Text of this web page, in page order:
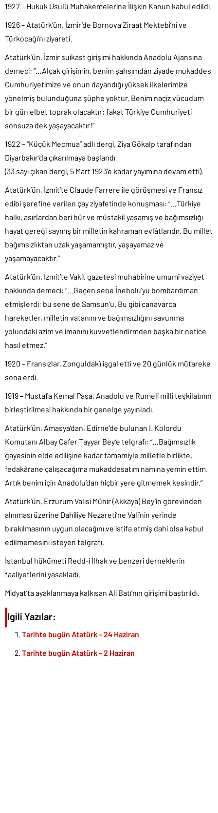
1927 – Hukuk Usulü Muhakemelerine İlişkin Kanun kabul edildi.
1926 – Atatürk’ün, İzmir’de Bornova Ziraat Mektebi’ni ve
Türkocağı’nı ziyareti.
Atatürk’ün, İzmir suikast girişimi hakkında Anadolu Ajansına
demeci: “…Alçak girişimin, benim şahsımdan ziyade mukaddes
Cumhuriyetimize ve onun dayandığı yüksek ilkelerimize
yönelmiş bulunduğuna şüphe yoktur. Benim naçiz vücudum
bir gün elbet toprak olacaktır; fakat Türkiye Cumhuriyeti
sonsuza dek yaşayacaktır!”
1922 – “Küçük Mecmua” adlı dergi, Ziya Gökalp tarafından
Diyarbakır’da çıkarılmaya başlandı
(33 sayı çıkan dergi, 5 Mart 1923’e kadar yayımına devam etti).
Atatürk’ün, İzmit’te Claude Farrere ile görüşmesi ve Fransız
edibi şerefine verilen çay ziyafetinde konuşması: “…Türkiye
halkı, asırlardan beri hür ve müstakil yaşamış ve bağımsızlığı
hayat gereği saymış bir milletin kahraman evlâtlarıdır. Bu millet
bağımsızlıktan uzak yaşamamıştır, yaşayamaz ve
yaşamayacaktır.”
Atatürk’ün, İzmit’te Vakit gazetesi muhabirine umumî vaziyet
hakkında demeci: “…Geçen sene İnebolu’yu bombardıman
etmişlerdi; bu sene de Samsun’u. Bu gibi canavarca
hareketler, milletin vatanını ve bağımsızlığını savunma
yolundaki azim ve imanını kuvvetlendirmden başka bir netice
hasıl etmez.”
1920 – Fransızlar, Zonguldak’ı işgal etti ve 20 günlük mütareke
sona erdi.
1919 – Mustafa Kemal Paşa, Anadolu ve Rumeli milli teşkilatının
birleştirilmesi hakkında bir genelge yayınladı.
Atatürk’ün, Amasya’dan, Edirne’de bulunan I. Kolordu
Komutanı Albay Cafer Tayyar Bey’e telgrafı: “…Bağımsızlık
gayesinin elde edilişine kadar tamamiyle milletle birlikte,
fedakârane çalışacağıma mukaddesatım namına yemin ettim.
Artık benim için Anadolu’dan hiçbir yere gitmemek kesindir.”
Atatürk’ün, Erzurum Valisi Münir (Akkaya) Bey’in görevinden
alınması üzerine Dahiliye Nezareti’ne Vali’nin yerinde
bırakılmasının uygun olacağını ve istifa etmiş dahi olsa kabul
edilmemesini isteyen telgrafı.
İstanbul hükümeti Redd-i İlhak ve benzeri derneklerin
faaliyetlerini yasakladı.
Midyat’ta ayaklanmaya kalkışan Ali Batı’nın girişimi bastırıldı.
İlgili Yazılar:
Tarihte bugün Atatürk – 24 Haziran
Tarihte bugün Atatürk – 2 Haziran